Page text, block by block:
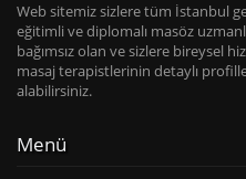
Web sitemiz sizlere tüm İstanbul
eğitimli ve diplomalı masöz
bağımsız olan ve sizlere bireysel
masaj terapistlerinin detaylı
alabilirsiniz.
Menü